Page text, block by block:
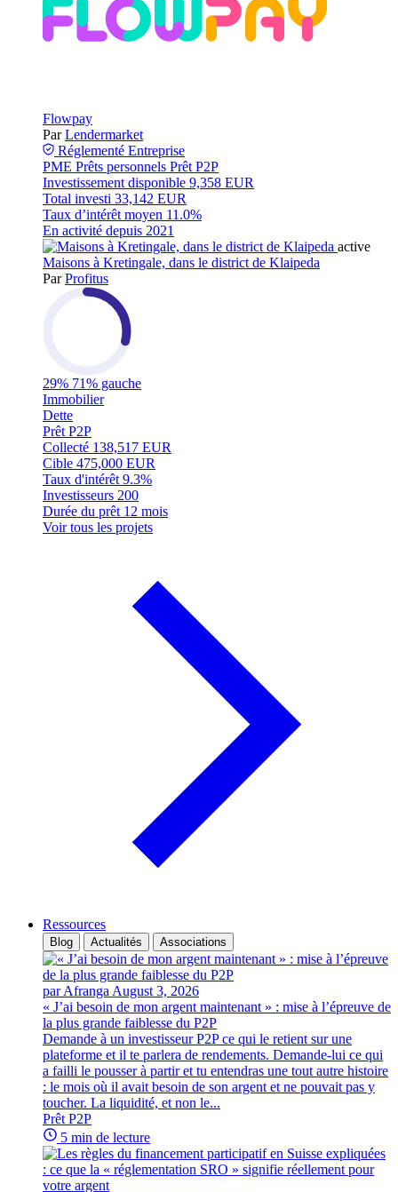
Flowpay
ParLendermarket
Réglementé Entreprise
PME Prêts personnels Prêt P2P
Investissement disponible 9,358 EUR
Total investi 33,142 EUR
Taux d’intérêt moyen 11.0%
En activité depuis 2021
active
Maisons à Kretingale, dans le district de Klaipeda
ParProfitus
29% 71% gauche
Immobilier
Dette
Prêt P2P
Collecté 138,517 EUR
Cible 475,000 EUR
Taux d'intérêt 9.3%
Investisseurs 200
Durée du prêt 12 mois
Voir tous les projets
Ressources
Blog Actualités Associations
par Afranga August 3, 2026
« J’ai besoin de mon argent maintenant » : mise à l’épreuve de
la plus grande faiblesse du P2P
Demande à un investisseur P2P ce qui le retient sur une
plateforme et il te parlera de rendements. Demande-lui ce qui
a failli le pousser à partir et tu entendras une tout autre histoire
: le mois où il avait besoin de son argent et ne pouvait pas y
toucher. La liquidité, et non le...
Prêt P2P
5 min de lecture